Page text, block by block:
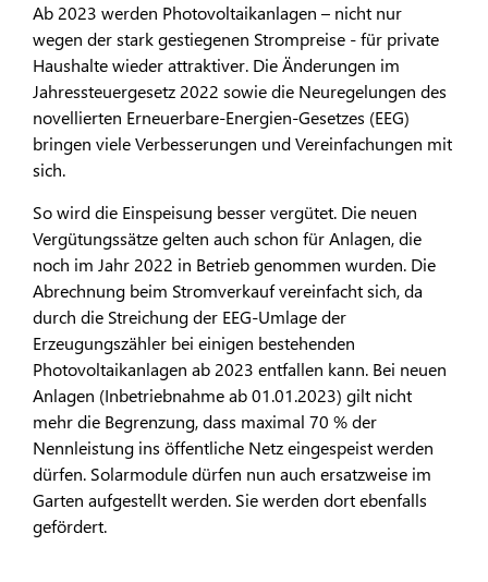
Ab 2023 werden Photovoltaikanlagen – nicht nur
wegen der stark gestiegenen Strompreise - für private
Haushalte wieder attraktiver. Die Änderungen im
Jahressteuergesetz 2022 sowie die Neuregelungen des
novellierten Erneuerbare-Energien-Gesetzes (EEG)
bringen viele Verbesserungen und Vereinfachungen mit
sich.
So wird die Einspeisung besser vergütet. Die neuen
Vergütungssätze gelten auch schon für Anlagen, die
noch im Jahr 2022 in Betrieb genommen wurden. Die
Abrechnung beim Stromverkauf vereinfacht sich, da
durch die Streichung der EEG-Umlage der
Erzeugungszähler bei einigen bestehenden
Photovoltaikanlagen ab 2023 entfallen kann. Bei neuen
Anlagen (Inbetriebnahme ab 01.01.2023) gilt nicht
mehr die Begrenzung, dass maximal 70 % der
Nennleistung ins öffentliche Netz eingespeist werden
dürfen. Solarmodule dürfen nun auch ersatzweise im
Garten aufgestellt werden. Sie werden dort ebenfalls
gefördert.